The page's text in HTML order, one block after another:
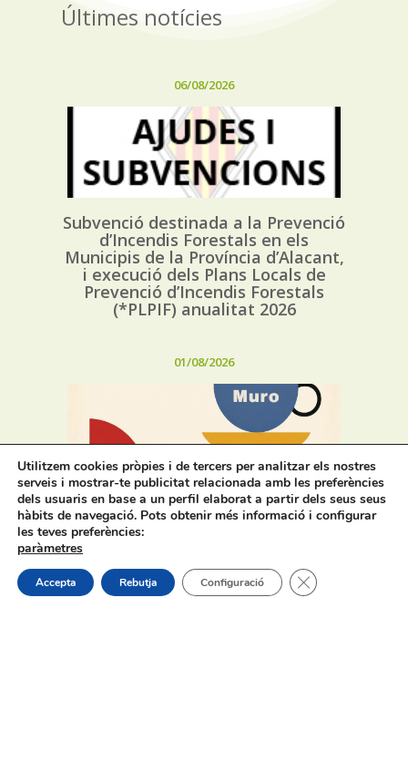
Últimes notícies
06/08/2026
Subvenció destinada a la Prevenció
d’Incendis Forestals en els
Municipis de la Província d’Alacant,
i execució dels Plans Locals de
Prevenció d’Incendis Forestals
(*PLPIF) anualitat 2026
01/08/2026
Horaris d’estiu dels bars, cafeteries
i restaurants de Muro
31/07/2026
Utilitzem cookies pròpies i de tercers per analitzar els nostres
serveis i mostrar-te publicitat relacionada amb les preferències
dels usuaris en base a un perfil elaborat a partir dels seus seus
hàbits de navegació. Pots obtenir més informació i configurar
les teves preferències:
paràmetres
Accepta Rebutja Configuració Tanca el bàner de